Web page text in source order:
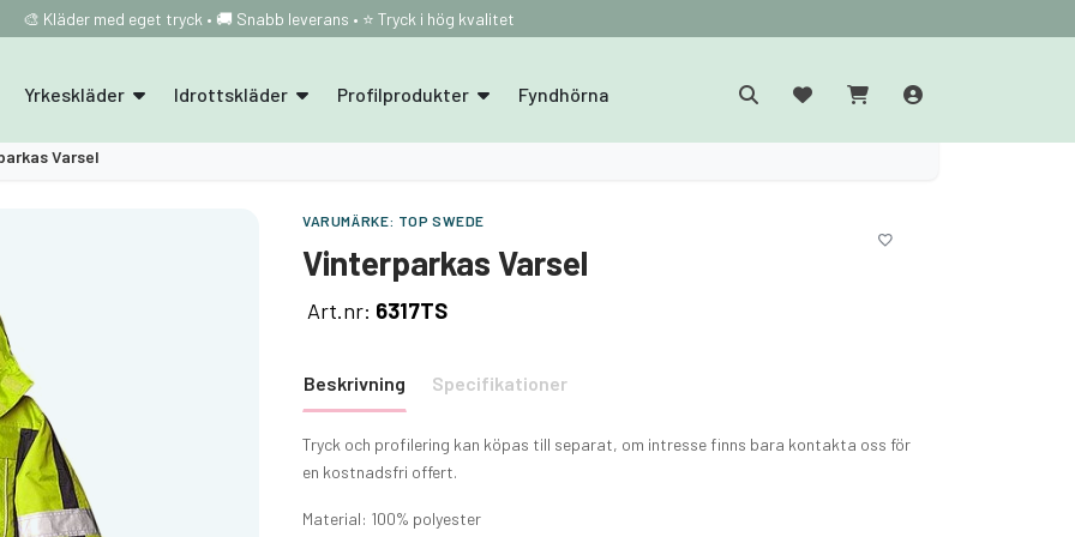
🎨 Kläder med eget tryck • 🚚 Snabb leverans • ⭐ Tryck i hög kvalitet
Yrkeskläder Idrottskläder Profilprodukter Fyndhörna
Varsel
VARUMÄRKE: TOP SWEDE
Vinterparkas Varsel
Art.nr: 6317TS
Beskrivning Specifikationer
Tryck och profilering kan köpas till separat, om intresse finns bara kontakta oss för
en kostnadsfri offert.
Material: 100% polyester